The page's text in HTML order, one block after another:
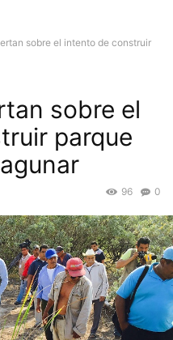
sobre el intento de construir
sobre el
parque
0
96